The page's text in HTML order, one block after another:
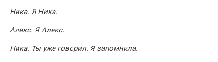
Ника. Я Ника.
Алекс. Я Алекс.
Ника. Ты уже говорил. Я запомнила.